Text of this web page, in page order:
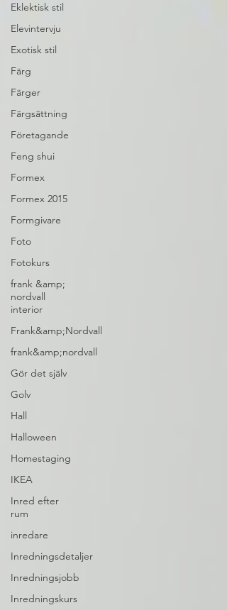
Eklektisk stil
Elevintervju
Exotisk stil
Färg
Färger
Färgsättning
Företagande
Feng shui
Formex
Formex 2015
Formgivare
Foto
Fotokurs
frank &amp;
nordvall
interior
Frank&amp;Nordvall
frank&amp;nordvall
Gör det själv
Golv
Hall
Halloween
Homestaging
IKEA
Inred efter
rum
inredare
Inredningsdetaljer
Inredningsjobb
Inredningskurs